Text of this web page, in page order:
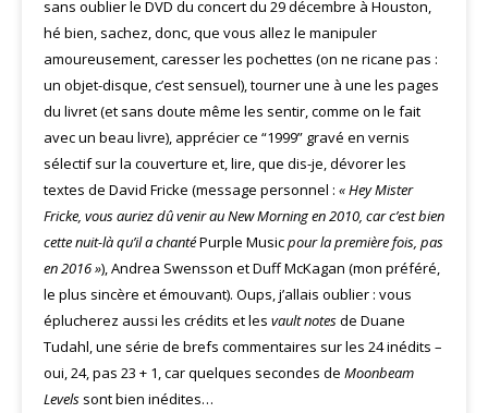
sans oublier le DVD du concert du 29 décembre à Houston,
hé bien, sachez, donc, que vous allez le manipuler
amoureusement, caresser les pochettes (on ne ricane pas :
un objet-disque, c’est sensuel), tourner une à une les pages
du livret (et sans doute même les sentir, comme on le fait
avec un beau livre), apprécier ce “1999” gravé en vernis
sélectif sur la couverture et, lire, que dis-je, dévorer les
textes de David Fricke (message personnel : « Hey Mister
Fricke, vous auriez dû venir au New Morning en 2010, car c’est bien
cette nuit-là qu’il a chantéPurple Musicpour la première fois, pas
en 2016 »), Andrea Swensson et Duff McKagan (mon préféré,
le plus sincère et émouvant). Oups, j’allais oublier : vous
éplucherez aussi les crédits et les vault notesde Duane
Tudahl, une série de brefs commentaires sur les 24 inédits –
oui, 24, pas 23 + 1, car quelques secondes de Moonbeam
Levels sont bien inédites…